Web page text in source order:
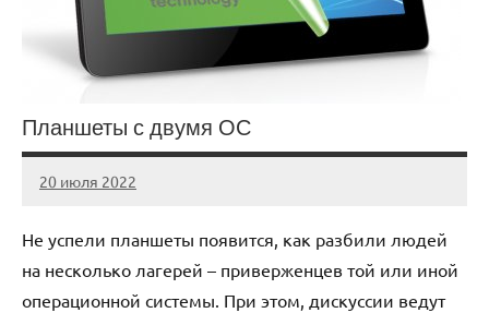
Планшеты с двумя ОС
20 июля 2022
immo_navi_ru
Нет
Не успели планшеты появится, как разбили людей
на несколько лагерей – приверженцев той или иной
операционной системы. При этом, дискуссии ведут